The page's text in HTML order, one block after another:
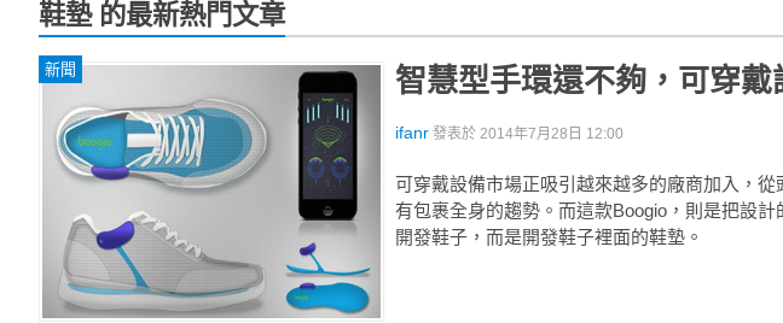
鞋墊 的最新熱門文章
新聞 智慧型手環還不夠，可穿
ifanr 發表於 2014年7月28日 12:00
可穿戴設備市場正吸引越來越多的廠商加入，
有包裹全身的趨勢。而這款Boogio，則是把設
開發鞋子，而是開發鞋子裡面的鞋墊。